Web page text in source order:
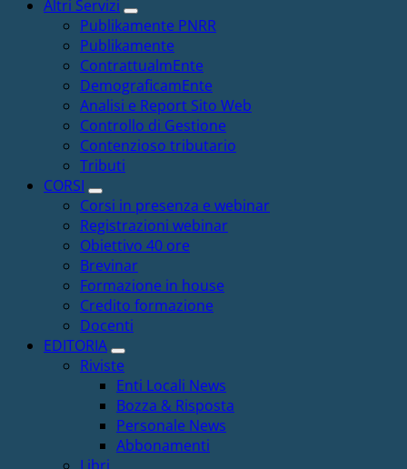
Altri Servizi
Publikamente PNRR
Publikamente
ContrattualmEnte
DemograficamEnte
Analisi e Report Sito Web
Controllo di Gestione
Contenzioso tributario
Tributi
CORSI
Corsi in presenza e webinar
Registrazioni webinar
Obiettivo 40 ore
Brevinar
Formazione in house
Credito formazione
Docenti
EDITORIA
Riviste
Enti Locali News
Bozza & Risposta
Personale News
Abbonamenti